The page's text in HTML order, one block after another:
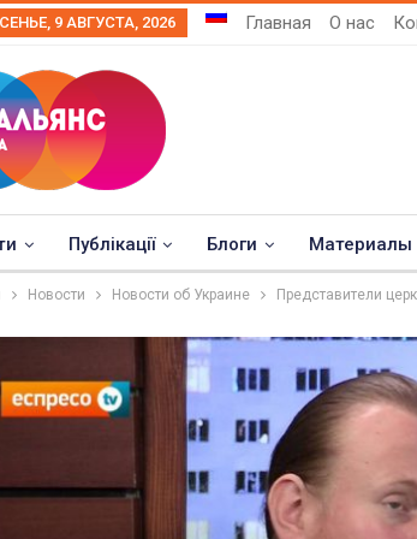
9 АВГУСТА, 2026 Главная О нас
Публікації Блоги Материалы
Новости Новости об Украине Представители